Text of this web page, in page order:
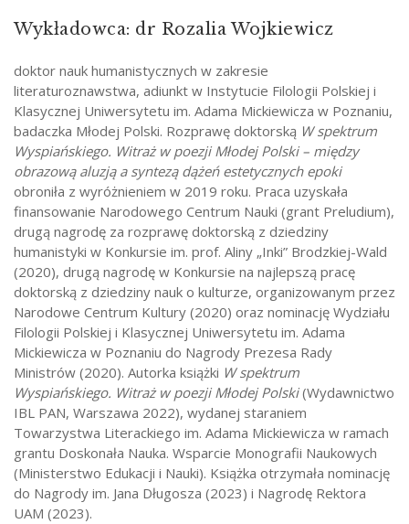
Wykładowca: dr Rozalia Wojkiewicz
doktor nauk humanistycznych w zakresie
literaturoznawstwa, adiunkt w Instytucie Filologii Polskiej i
Klasycznej Uniwersytetu im. Adama Mickiewicza w Poznaniu,
badaczka Młodej Polski. Rozprawę doktorską W spektrum
Wyspiańskiego. Witraż w poezji Młodej Polski – między
obrazową aluzją a syntezą dążeń estetycznych epoki
obroniła z wyróżnieniem w 2019 roku. Praca uzyskała
finansowanie Narodowego Centrum Nauki (grant Preludium),
drugą nagrodę za rozprawę doktorską z dziedziny
humanistyki w Konkursie im. prof. Aliny „Inki” Brodzkiej-Wald
(2020), drugą nagrodę w Konkursie na najlepszą pracę
doktorską z dziedziny nauk o kulturze, organizowanym przez
Narodowe Centrum Kultury (2020) oraz nominację Wydziału
Filologii Polskiej i Klasycznej Uniwersytetu im. Adama
Mickiewicza w Poznaniu do Nagrody Prezesa Rady
Ministrów (2020). Autorka książki W spektrum
Wyspiańskiego. Witraż w poezji Młodej Polski(Wydawnictwo
IBL PAN, Warszawa 2022), wydanej staraniem
Towarzystwa Literackiego im. Adama Mickiewicza w ramach
grantu Doskonała Nauka. Wsparcie Monografii Naukowych
(Ministerstwo Edukacji i Nauki). Książka otrzymała nominację
do Nagrody im. Jana Długosza (2023) i Nagrodę Rektora
UAM (2023).